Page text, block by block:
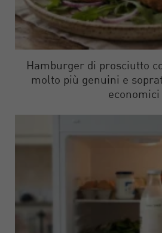
Hamburger di prosciutto
molto più genuini e
economici